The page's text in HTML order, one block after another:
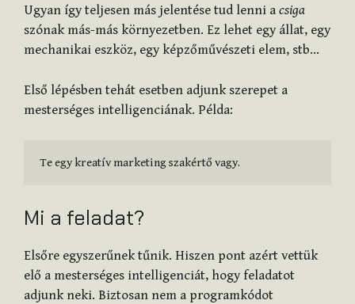
Ugyan így teljesen más jelentése tud lenni a csiga
szónak más-más környezetben. Ez lehet egy állat, egy
mechanikai eszköz, egy képzőművészeti elem, stb…
Első lépésben tehát esetben adjunk szerepet a
mesterséges intelligenciának. Példa:
Te egy kreatív marketing szakértő vagy.
Mi a feladat?
Elsőre egyszerűnek tűnik. Hiszen pont azért vettük
elő a mesterséges intelligenciát, hogy feladatot
adjunk neki. Biztosan nem a programkódot